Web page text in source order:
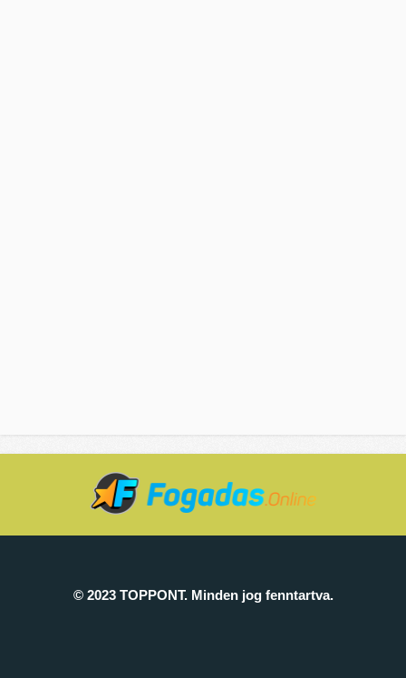
© 2023 TOPPONT. Minden jog fenntartva.